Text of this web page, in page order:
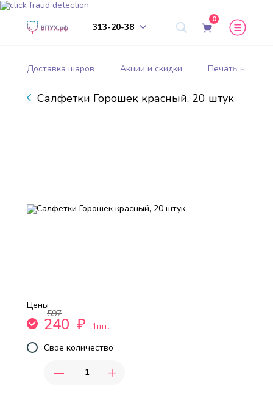
313-20-38
0
Доставка шаров Акции и скидки Печать на
Салфетки Горошек красный, 20 штук
Цены
597
240 ₽
1шт.
Свое количество
- +